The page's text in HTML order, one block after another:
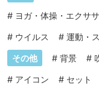
# ヨガ・体操・エクサ
# ウイルス # 運動・
その他 # 背景 #
# アイコン # セット